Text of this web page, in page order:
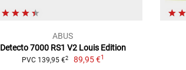
ABUS
Detecto 7000 RS1 V2 Louis Edition
PVC 139,95 €2 89,95 €1